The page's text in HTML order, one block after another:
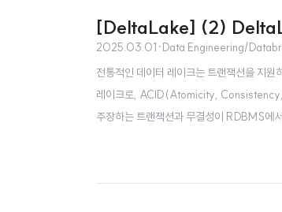
[DeltaLake] (2)
2025.03.01 ·Data Engineering/
전통적인 데이터 레이크는 트랜잭션을 지
레이크로, ACID(Atomicity, Consistency,
주장하는 트랜잭션과 무결성이 RDBMS에